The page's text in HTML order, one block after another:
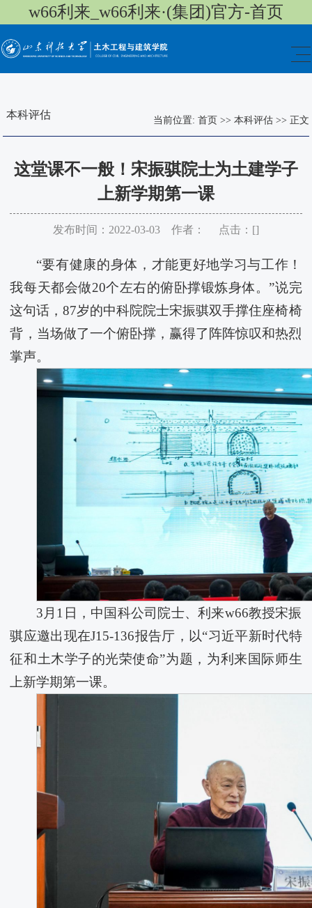
w66利来_w66利来·(集团)官方-首页
本科评估 当前位置: 首页 >> 本科评估>> 正文
这堂课不一般！宋振骐院士为土建学子
上新学期第一课
发布时间：2022-03-03 作者： 点击：[]
“要有健康的身体，才能更好地学习与工作！
我每天都会做20个左右的俯卧撑锻炼身体。”说完
这句话，87岁的中科院院士宋振骐双手撑住座椅椅
背，当场做了一个俯卧撑，赢得了阵阵惊叹和热烈
掌声。
3月1日，中国科公司院士、利来w66教授宋振
骐应邀出现在J15-136报告厅，以“习近平新时代特
征和土木学子的光荣使命”为题，为​利来国际师生
上新学期第一课。